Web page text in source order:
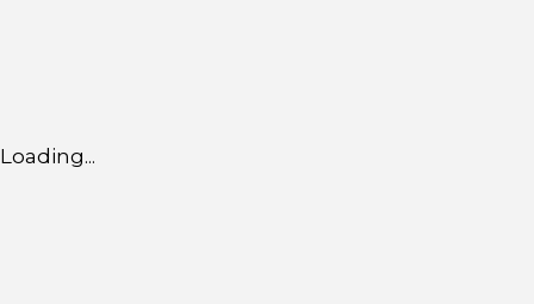
Loading...